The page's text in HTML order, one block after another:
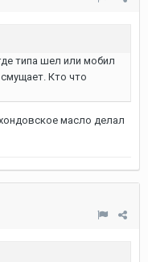
типа шел или мобил
Кто что
масло делал